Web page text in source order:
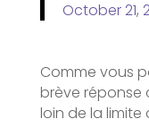
October 21,
Comme vous
brève réponse
loin de la